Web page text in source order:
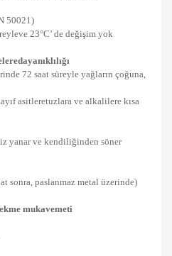
50021)
23°C’ de değişim yok
dayanıklılığı
72 saat süreyle yağların çoğuna,
asitleretuzlara ve alkalilere kısa
yanar ve kendiliğinden söner
sonra, paslanmaz metal üzerinde)
mukavemeti